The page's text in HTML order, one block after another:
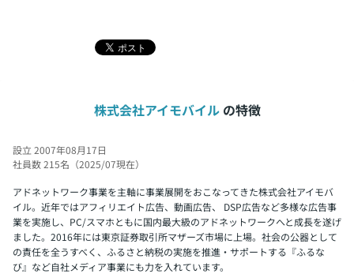
株式会社アイモバイルの特徴
設立 2007年08月17日
社員数 215名（2025/07現在）
アドネットワーク事業を主軸に事業展開をおこなってきた株式会社アイモバ
イル。近年ではアフィリエイト広告、動画広告、 DSP広告など多様な広告事
業を実施し、PC/スマホともに国内最大級のアドネットワークへと成長を遂げ
ました。2016年には東京証券取引所マザーズ市場に上場。社会の公器として
の責任を全うすべく、ふるさと納税の実施を推進・サポートする『ふるな
び』など自社メディア事業にも力を入れています。